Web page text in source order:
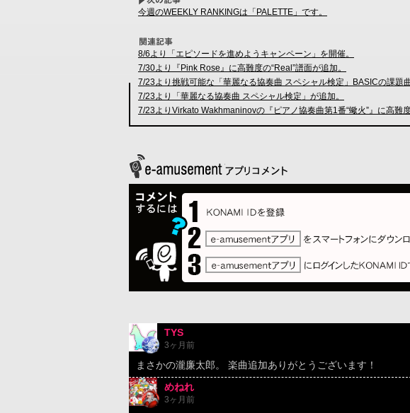
今週のWEEKLY RANKINGは「PALETTE」です。
8/6より「エピソードを進めようキャンペーン」を開催。
7/30より『Pink Rose』に高難度の“Real”譜面が追加。
7/23より挑戦可能な「華麗なる協奏曲 スペシャル検定」BASICの課題
7/23より「華麗なる協奏曲 スペシャル検定」が追加。
7/23よりVirkato Wakhmaninovの『ピアノ協奏曲第1番“蠍火”』に高難度
TYS
3ヶ月前
まさかの瀧廉太郎。 楽曲追加ありがとうございます！
めねれ
3ヶ月前